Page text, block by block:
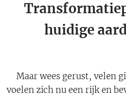
huidige
Maar wees gerust, velen
voelen zich nu een rijk en